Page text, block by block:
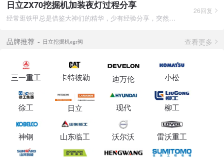
日立ZX70挖掘机加装夜灯过程分享
经常逛铁甲总是借鉴大神们的精华，少有经验分享，突然觉得我很闷
26回复
品牌推荐 日立挖掘机egr阀 查看更多
三一重工 卡特彼勒 迪万伦 小松
徐工 日立 现代 柳工
神钢 山东临工 沃尔沃 雷沃重工